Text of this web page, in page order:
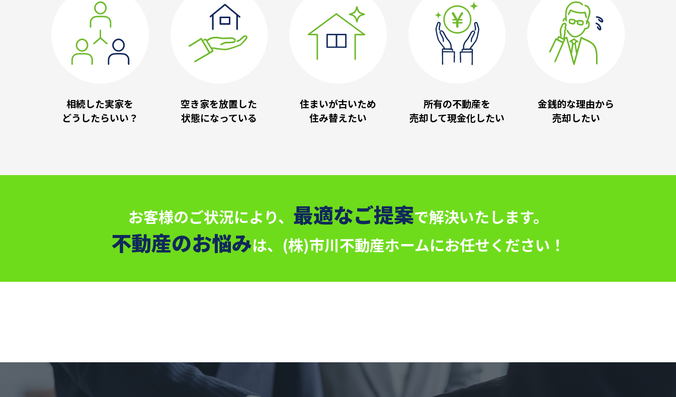
相続した実家を
どうしたらいい？
空き家を放置した
状態になっている
住まいが古いため
住み替えたい
所有の不動産を
売却して現金化したい
金銭的な理由から
売却したい
お客様のご状況により、 最適なご提案で解決いたします。
不動産のお悩みは、 (株)市川不動産ホームにお任せください！